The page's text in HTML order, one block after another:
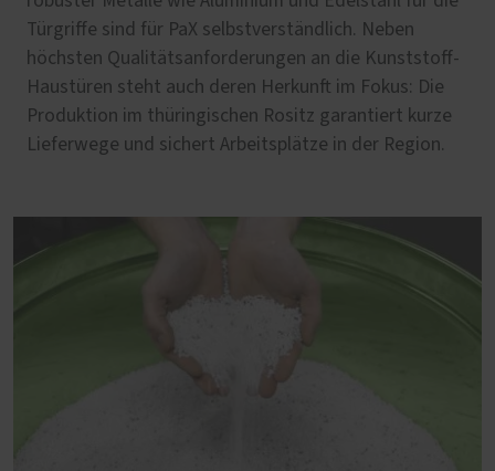
Türgriffe sind für PaX selbstverständlich. Neben
höchsten Qualitätsanforderungen an die Kunststoff-
Haustüren steht auch deren Herkunft im Fokus: Die
Produktion im thüringischen Rositz garantiert kurze
Lieferwege und sichert Arbeitsplätze in der Region.